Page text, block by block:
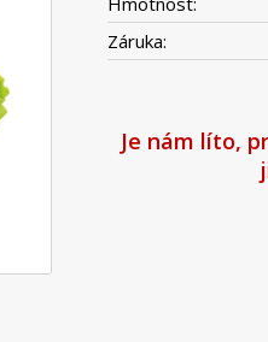
Záruka:
Je nám líto,